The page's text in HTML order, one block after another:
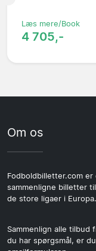
Læs mere/Book
4 705,-
Om os
Fodboldbilletter.com
sammenligne billetter
de store ligaer i Europa.
Sammenlign alle tilbud
du har spørgsmål, er